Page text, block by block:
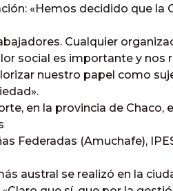
«Hemos decidido que la
Cualquier
social es importante y nos
nuestro papel como
en la provincia de
Federadas (Amuchafe),
austral se realizó en la